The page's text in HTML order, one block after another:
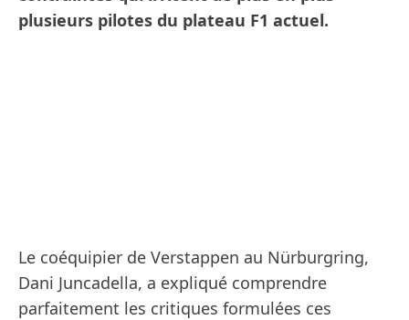
plusieurs pilotes du plateau F1 actuel.
Le coéquipier de Verstappen au Nürburgring,
Dani Juncadella, a expliqué comprendre
parfaitement les critiques formulées ces